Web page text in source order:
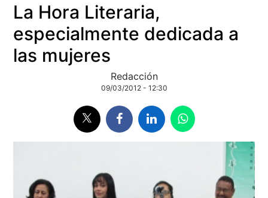
La Hora Literaria,
especialmente dedicada a
las mujeres
Redacción
09/03/2012 - 12:30